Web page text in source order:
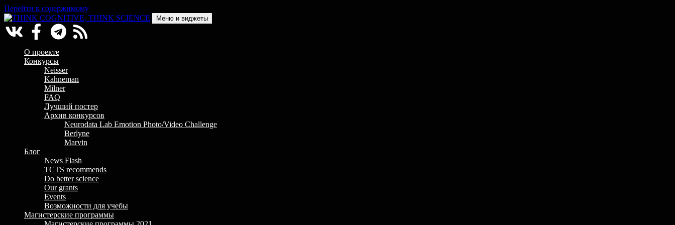
Перейти к содержимому
THINK COGNITIVE, THINK SCIENCE
Научно-образовательный проект в сфере когнитивной науки
Меню и виджеты
О проекте
Конкурсы
Neisser
Kahneman
Milner
FAQ
Лучший постер
Архив конкурсов
Neurodata Lab Emotion Photo/Video Challenge
Berlyne
Marvin
Блог
News Flash
TCTS recommends
Do better science
Our grants
Events
Возможности для учебы
Магистерские программы